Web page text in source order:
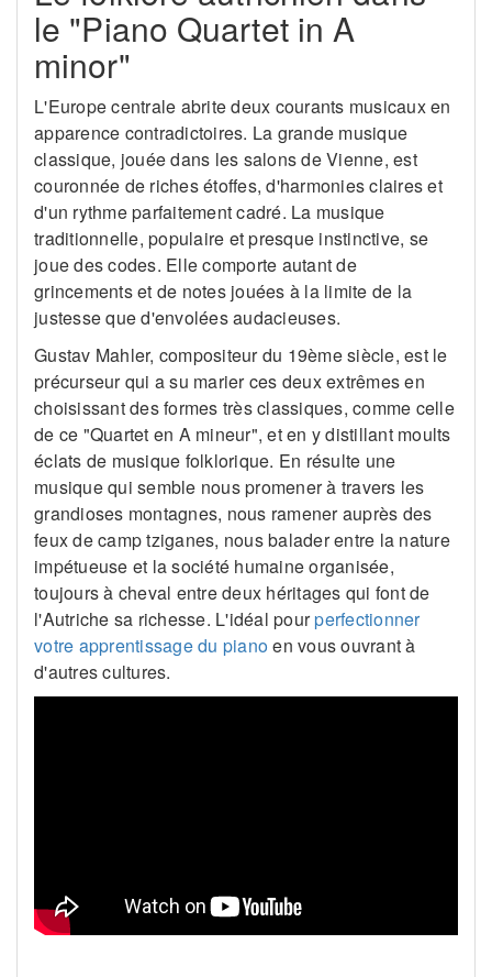
le "Piano Quartet in A
minor"
L'Europe centrale abrite deux courants musicaux en
apparence contradictoires. La grande musique
classique, jouée dans les salons de Vienne, est
couronnée de riches étoffes, d'harmonies claires et
d'un rythme parfaitement cadré. La musique
traditionnelle, populaire et presque instinctive, se
joue des codes. Elle comporte autant de
grincements et de notes jouées à la limite de la
justesse que d'envolées audacieuses.
Gustav Mahler, compositeur du 19ème siècle, est le
précurseur qui a su marier ces deux extrêmes en
choisissant des formes très classiques, comme celle
de ce "Quartet en A mineur", et en y distillant moults
éclats de musique folklorique. En résulte une
musique qui semble nous promener à travers les
grandioses montagnes, nous ramener auprès des
feux de camp tziganes, nous balader entre la nature
impétueuse et la société humaine organisée,
toujours à cheval entre deux héritages qui font de
l'Autriche sa richesse. L'idéal pourperfectionner
votre apprentissage du pianoen vous ouvrant à
d'autres cultures.